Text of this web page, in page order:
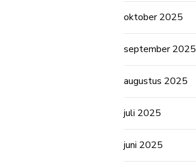
oktober 2025
september 2025
augustus 2025
juli 2025
juni 2025